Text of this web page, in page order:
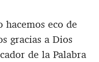
eco de
gracias a Dios
de la Palabra